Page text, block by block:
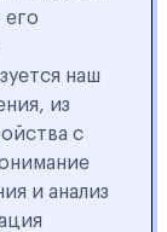
его
наш
из
с
и анализ